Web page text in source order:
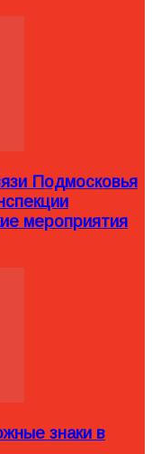
Подмосковья
мероприятия
знаки в